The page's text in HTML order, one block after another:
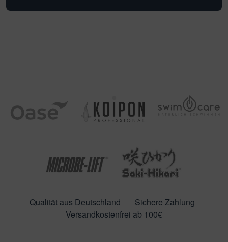
Qualität aus Deutschland
Sichere Zahlung
Versandkostenfrei ab 100€